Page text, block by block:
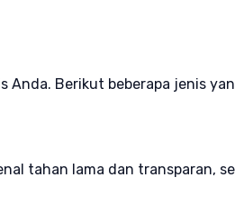
Anda. Berikut beberapa jenis
tahan lama dan transparan,